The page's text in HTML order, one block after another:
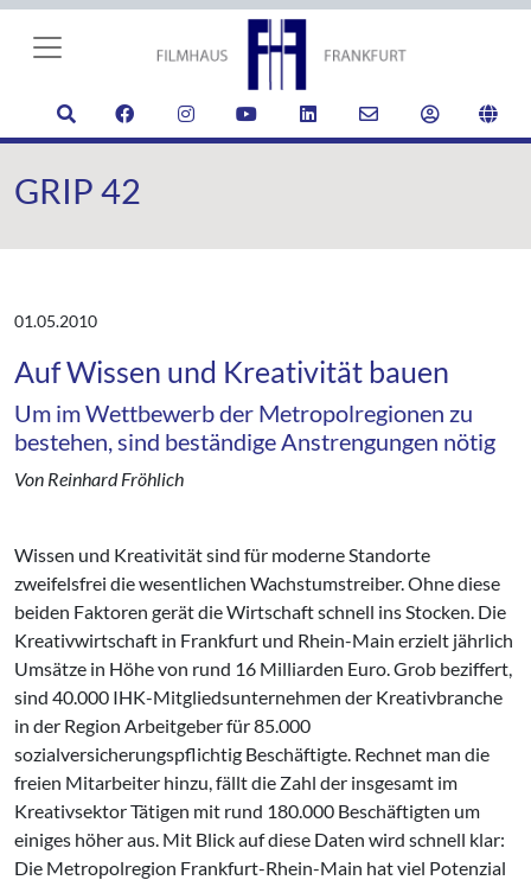
GRIP 42
01.05.2010
Auf Wissen und Kreativität bauen
Um im Wettbewerb der Metropolregionen zu
bestehen, sind beständige Anstrengungen nötig
Von Reinhard Fröhlich
Wissen und Kreativität sind für moderne Standorte
zweifelsfrei die wesentlichen Wachstumstreiber. Ohne diese
beiden Faktoren gerät die Wirtschaft schnell ins Stocken. Die
Kreativwirtschaft in Frankfurt und Rhein-Main erzielt jährlich
Umsätze in Höhe von rund 16 Milliarden Euro. Grob beziffert,
sind 40.000 IHK-Mitgliedsunternehmen der Kreativbranche
in der Region Arbeitgeber für 85.000
sozialversicherungspflichtig Beschäftigte. Rechnet man die
freien Mitarbeiter hinzu, fällt die Zahl der insgesamt im
Kreativsektor Tätigen mit rund 180.000 Beschäftigten um
einiges höher aus. Mit Blick auf diese Daten wird schnell klar:
Die Metropolregion Frankfurt-Rhein-Main hat viel Potenzial